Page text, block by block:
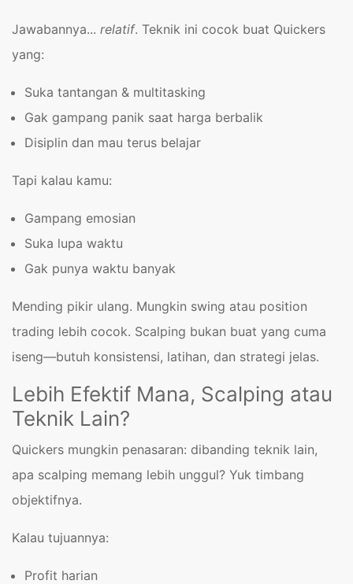
Jawabannya... relatif. Teknik ini cocok buat Quickers
yang:
Suka tantangan & multitasking
Gak gampang panik saat harga berbalik
Disiplin dan mau terus belajar
Tapi kalau kamu:
Gampang emosian
Suka lupa waktu
Gak punya waktu banyak
Mending pikir ulang. Mungkin swing atau position
trading lebih cocok. Scalping bukan buat yang cuma
iseng—butuh konsistensi, latihan, dan strategi jelas.
Lebih Efektif Mana, Scalping atau
Teknik Lain?
Quickers mungkin penasaran: dibanding teknik lain,
apa scalping memang lebih unggul? Yuk timbang
objektifnya.
Kalau tujuannya:
Profit harian